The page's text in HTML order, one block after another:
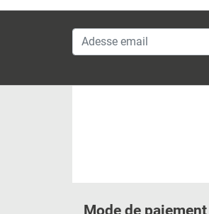
Adesse email
Mode de paiement